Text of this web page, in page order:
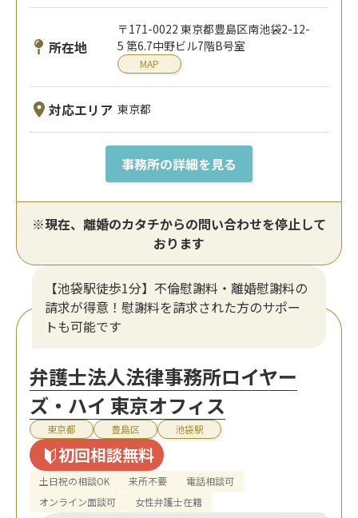
所在地
〒171-0022 東京都豊島区南池袋2-12-
5 第6.7中野ビル7階B号室
MAP
対応エリア 東京都
事務所の詳細を見る
※現在、離婚のカタチからの問い合わせを停止して
おります
【池袋駅徒歩1分】不倫慰謝料・離婚慰謝料の
請求が得意！慰謝料を請求された方のサポー
トも可能です
弁護士法人法律事務所ロイヤー
ズ・ハイ 東京オフィス
東京都 豊島区 池袋駅
初回相談無料
土日祝の相談OK 来所不要
電話相談可
オンライン面談可
女性弁護士在籍